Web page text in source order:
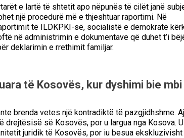
e lartë të shtetit apo nëpunës të cilët janë
një procedurë më e thjeshtuar raportimi. Në
të ILDKPKI-së, socialistë e demokratë
në administrimin e dokumentave që duhet t’i
deklarimin e rrethimit familjar.
të Kosovës, kur dyshimi bie mbi
brenda vetes një kontradiktë të pazgjidhshme.
së Kosovës, por u largua nga Kosova. U
juridik të Kosovës, por iu besua ekskluzivisht